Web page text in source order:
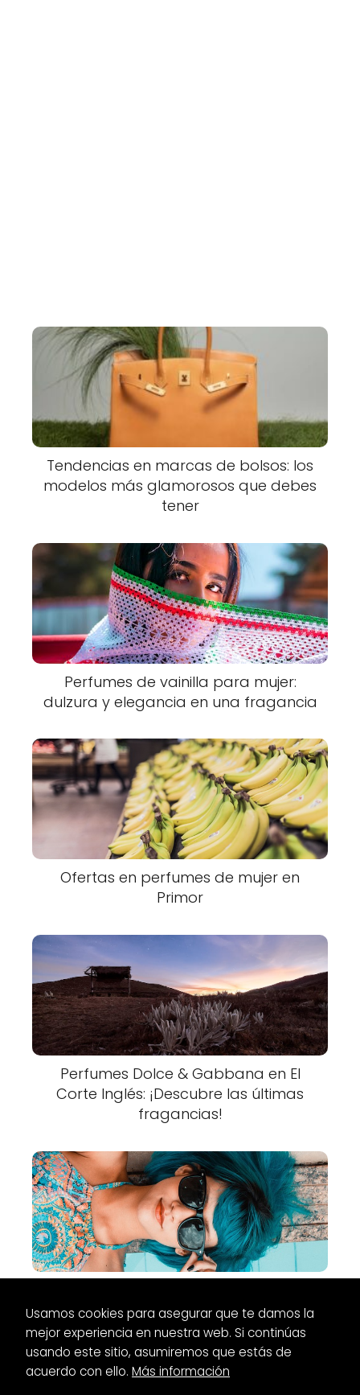
Tendencias en marcas de bolsos: los
modelos más glamorosos que debes
tener
Perfumes de vainilla para mujer:
dulzura y elegancia en una fragancia
Ofertas en perfumes de mujer en
Primor
Perfumes Dolce & Gabbana en El
Corte Inglés: ¡Descubre las últimas
fragancias!
Saint Laurent en Primor
Usamos cookies para asegurar que te damos la
mejor experiencia en nuestra web. Si continúas
usando este sitio, asumiremos que estás de
acuerdo con ello. Más información